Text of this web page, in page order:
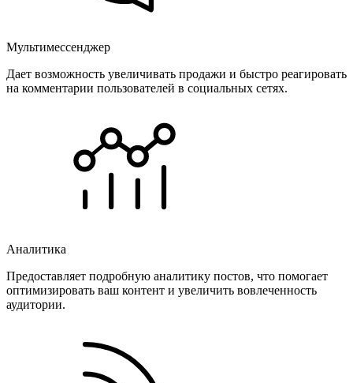
Мультимессенджер
Дает возможность увеличивать продажи и быстро реагировать
на комментарии пользователей в социальных сетях.
Аналитика
Предоставляет подробную аналитику постов, что помогает
оптимизировать ваш контент и увеличить вовлеченность
аудитории.